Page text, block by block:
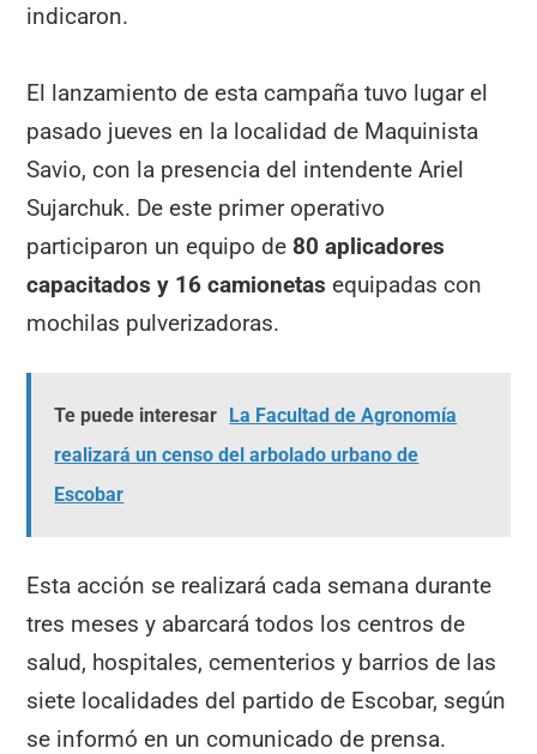
indicaron.
El lanzamiento de esta campaña tuvo lugar el
pasado jueves en la localidad de Maquinista
Savio, con la presencia del intendente Ariel
Sujarchuk. De este primer operativo
participaron un equipo de 80 aplicadores
capacitados y 16 camionetas equipadas con
mochilas pulverizadoras.
Te puede interesar La Facultad de Agronomía
realizará un censo del arbolado urbano de
Escobar
Esta acción se realizará cada semana durante
tres meses y abarcará todos los centros de
salud, hospitales, cementerios y barrios de las
siete localidades del partido de Escobar, según
se informó en un comunicado de prensa.